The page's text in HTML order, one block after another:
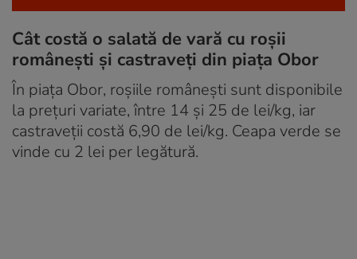
Cât costă o salată de vară cu roșii
românești și castraveți din piața Obor
În piața Obor, roșiile românești sunt disponibile
la prețuri variate, între 14 și 25 de lei/kg, iar
castraveții costă 6,90 de lei/kg. Ceapa verde se
vinde cu 2 lei per legătură.